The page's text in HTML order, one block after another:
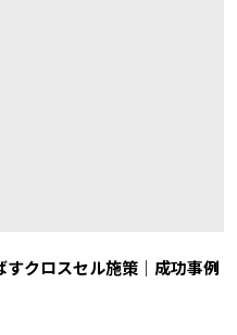
クロスセル施策｜成功事例